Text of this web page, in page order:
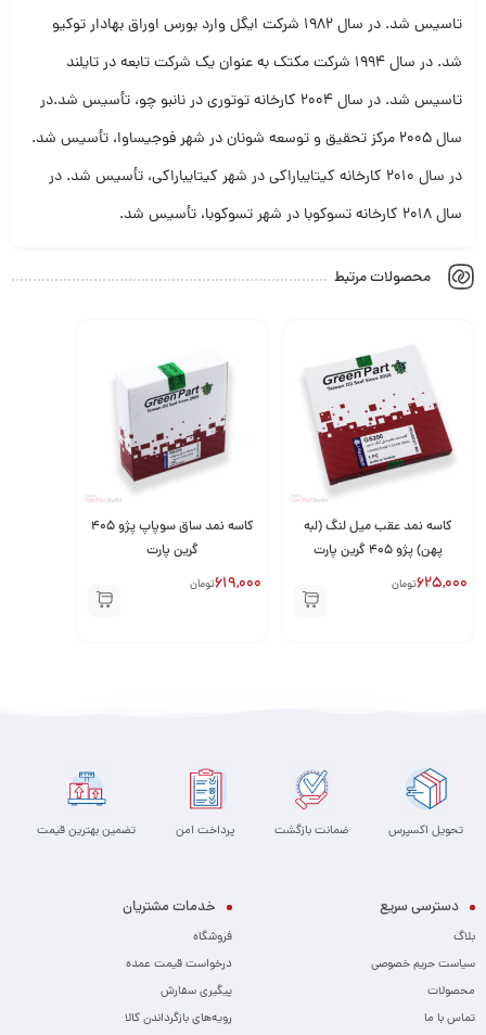
تاسیس شد. در سال ۱۹۸۲ شرکت ایگل وارد بورس اوراق بهادار توکیو
شد. در سال ۱۹۹۴ شرکت مکتک به عنوان یک شرکت تابعه در تایلند
تاسیس شد. در سال ۲۰۰۴ کارخانه توتوری در نانبو چو، تأسیس شد.در
سال ۲۰۰۵ مرکز تحقیق و توسعه شونان در شهر فوجیساوا، تأسیس شد.
در سال ۲۰۱۰ کارخانه کیتایباراکی در شهر کیتایباراکی، تأسیس شد. در
سال ۲۰۱۸ کارخانه تسوکوبا در شهر تسوکوبا، تأسیس شد.
محصولات مرتبط
کاسه نمد عقب میل لنگ (لبه
پهن) پژو 405 گرین پارت
625,000تومان
کاسه نمد ساق سوپاپ پژو 405
گرین پارت
619,000تومان
تحویل اکسپرس ضمانت بازگشت پرداخت امن تضمین بهترین قیمت
دسترسی سریع
بلاگ
سیاست حریم خصوصی
محصولات
تماس با ما
خدمات مشتریان
فروشگاه
درخواست قیمت عمده
پیگیری سفارش
رویه‌های بازگرداندن کالا